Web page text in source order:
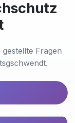
Fragen